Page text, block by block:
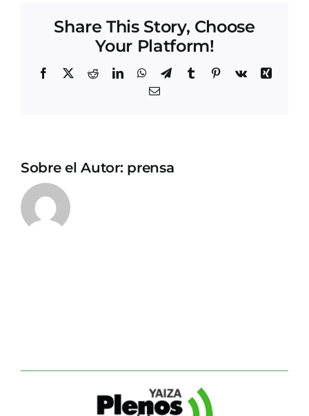
Share This Story, Choose
Your Platform!
Facebook
X RedditLinkedInWhatsApp
TelegramTumblrPinterest
Vk
Xing
Correo
Sobre el Autor: prensa